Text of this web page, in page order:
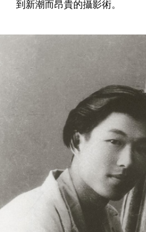
到新潮而昂貴的攝影術。